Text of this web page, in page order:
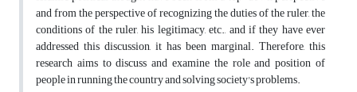
and from the perspective of recognizing the duties of the ruler, the
conditions of the ruler, his legitimacy, etc., and if they have ever
addressed this discussion, it has been marginal. Therefore, this
research aims to discuss and examine the role and position of
people in running the country and solving society's problems.